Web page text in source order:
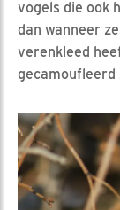
vogels die ook
dan wanneer
verenkleed
gecamoufleerd